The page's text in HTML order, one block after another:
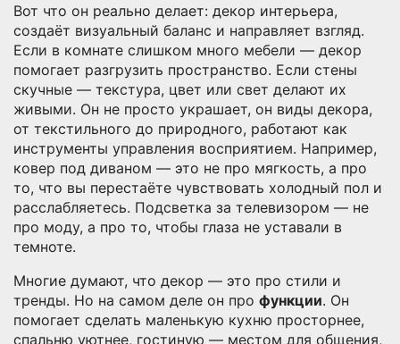
Вот что он реально делает: декор интерьера,
создаёт визуальный баланс и направляет взгляд.
Если в комнате слишком много мебели — декор
помогает разгрузить пространство. Если стены
скучные — текстура, цвет или свет делают их
живыми. Он не просто украшает, он виды декора,
от текстильного до природного, работают как
инструменты управления восприятием. Например,
ковер под диваном — это не про мягкость, а про
то, что вы перестаёте чувствовать холодный пол и
расслабляетесь. Подсветка за телевизором — не
про моду, а про то, чтобы глаза не уставали в
темноте.
Многие думают, что декор — это про стили и
тренды. Но на самом деле он про функции. Он
помогает сделать маленькую кухню просторнее,
спальню уютнее, гостиную — местом для общения,